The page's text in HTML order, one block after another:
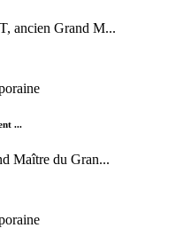
ancien Grand M...
...
Maître du Gran...